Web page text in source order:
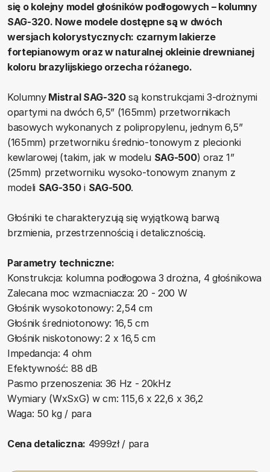
się o kolejny model głośników podłogowych – kolumny
SAG-320. Nowe modele dostępne są w dwóch
wersjach kolorystycznych: czarnym lakierze
fortepianowym oraz w naturalnej okleinie drewnianej
koloru brazylijskiego orzecha różanego.
KolumnyMistral SAG-320są konstrukcjami 3-drożnymi
opartymi na dwóch 6,5” (165mm) przetwornikach
basowych wykonanych z polipropylenu, jednym 6,5”
(165mm) przetworniku średnio-tonowym z plecionki
kewlarowej (takim, jak w modelu SAG-500) oraz 1”
(25mm) przetworniku wysoko-tonowym znanym z
modeli SAG-350i SAG-500.
Głośniki te charakteryzują się wyjątkową barwą
brzmienia, przestrzennością i detalicznością.
Parametry techniczne:
Konstrukcja: kolumna podłogowa 3 drożna, 4 głośnikowa
Zalecana moc wzmacniacza: 20 - 200 W
Głośnik wysokotonowy: 2,54 cm
Głośnik średniotonowy: 16,5 cm
Głośnik niskotonowy: 2 x 16,5 cm
Impedancja: 4 ohm
Efektywność: 88 dB
Pasmo przenoszenia: 36 Hz - 20kHz
Wymiary (WxSxG) w cm: 115,6 x 22,6 x 36,2
Waga: 50 kg / para
Cena detaliczna: 4999zł / para